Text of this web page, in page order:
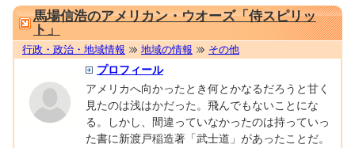
馬場信浩のアメリカン・ウオーズ「侍スピリッ
ト」
行政・政治・地域情報 地域の情報 その他
プロフィール
アメリカへ向かったとき何とかなるだろうと甘く
見たのは浅はかだった。飛んでもないことにな
る。しかし、間違っていなかったのは持っていっ
た書に新渡戸稲造著「武士道」があったことだ。